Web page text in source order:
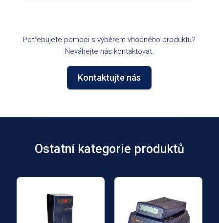
Potřebujete pomoci s výběrem vhodného produktu?
Neváhejte nás kontaktovat.
Kontaktujte nás
Ostatní kategorie produktů